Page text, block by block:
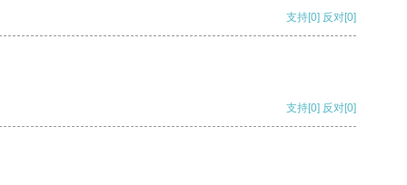
支持[0] 反对[0]
支持[0] 反对[0]